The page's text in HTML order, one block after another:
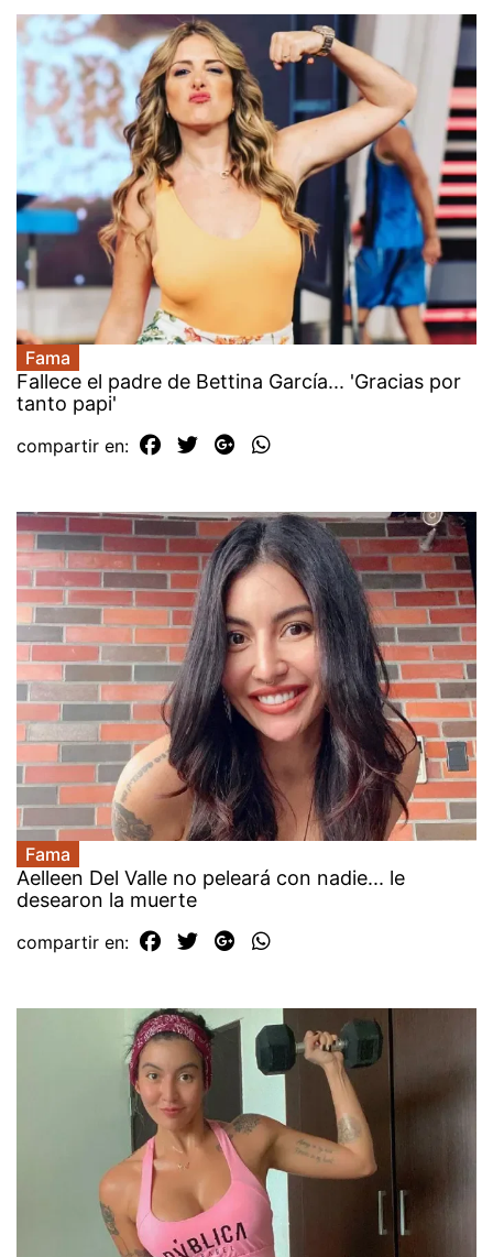
Fama
Fallece el padre de Bettina García... 'Gracias por
tanto papi'
compartir en:
Fama
Aelleen Del Valle no peleará con nadie... le
desearon la muerte
compartir en: